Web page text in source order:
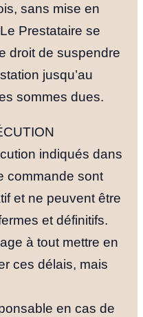
Le
Ressources
NOUS TROUVER
LINKEDIN
LIEN
sans mise en
Prestataire se
droit de suspendre
jusqu’au
sommes dues.
indiqués dans
commande sont
et ne peuvent être
et définitifs.
à tout mettre en
ces délais, mais
en cas de